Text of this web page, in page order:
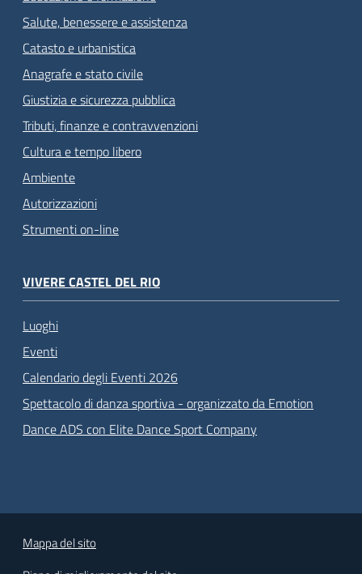
Salute, benessere e assistenza
Catasto e urbanistica
Anagrafe e stato civile
Giustizia e sicurezza pubblica
Tributi, finanze e contravvenzioni
Cultura e tempo libero
Ambiente
Autorizzazioni
Strumenti on-line
VIVERE CASTEL DEL RIO
Luoghi
Eventi
Calendario degli Eventi 2026
Spettacolo di danza sportiva - organizzato da Emotion
Dance ADS con Elite Dance Sport Company
Mappa del sito